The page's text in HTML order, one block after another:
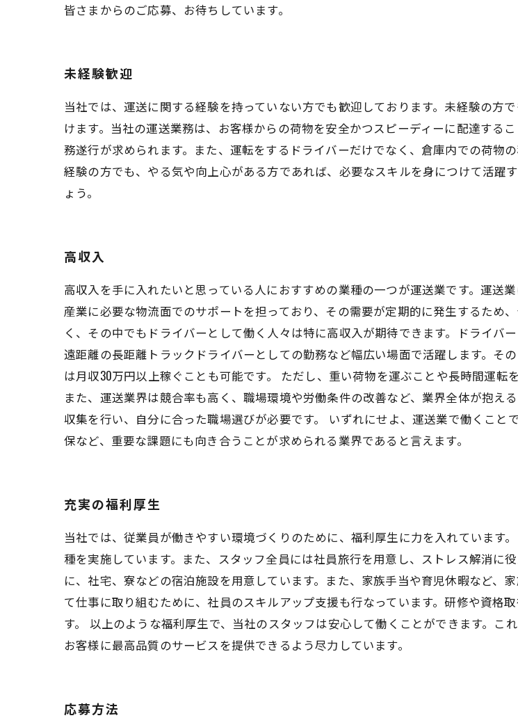
皆さまからのご応募、お待ちしています。
未経験歓迎
当社では、運送に関する経験を持っていない方でも歓迎しております。未経験の方
けます。当社の運送業務は、お客様からの荷物を安全かつスピーディーに配達する
務遂行が求められます。また、運転をするドライバーだけでなく、倉庫内での荷物
経験の方でも、やる気や向上心がある方であれば、必要なスキルを身につけて活躍
ょう。
高収入
高収入を手に入れたいと思っている人におすすめの業種の一つが運送業です。運送
産業に必要な物流面でのサポートを担っており、その需要が定期的に発生するため
く、その中でもドライバーとして働く人々は特に高収入が期待できます。ドライバ
遠距離の長距離トラックドライバーとしての勤務など幅広い場面で活躍します。そ
は月収30万円以上稼ぐことも可能です。 ただし、重い荷物を運ぶことや長時間運転
また、運送業界は競合率も高く、職場環境や労働条件の改善など、業界全体が抱え
収集を行い、自分に合った職場選びが必要です。 いずれにせよ、運送業で働くこ
保など、重要な課題にも向き合うことが求められる業界であると言えます。
充実の福利厚生
当社では、従業員が働きやすい環境づくりのために、福利厚生に力を入れています
種を実施しています。また、スタッフ全員には社員旅行を用意し、ストレス解消に
に、社宅、寮などの宿泊施設を用意しています。また、家族手当や育児休暇など、
て仕事に取り組むために、社員のスキルアップ支援も行なっています。研修や資格
す。 以上のような福利厚生で、当社のスタッフは安心して働くことができます。こ
お客様に最高品質のサービスを提供できるよう尽力しています。
応募方法